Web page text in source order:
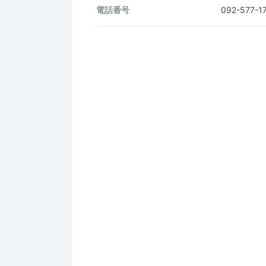
電話番号 092-577-